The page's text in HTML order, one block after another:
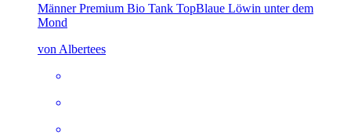
Männer Premium Bio Tank TopBlaue Löwin unter dem
Mond
von Albertees